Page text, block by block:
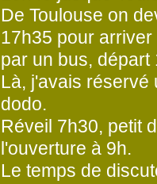
De Toulouse on
17h35 pour
par un bus,
Là, j'avais réservé
dodo.
Réveil 7h30, petit
l'ouverture à 9h.
Le temps de